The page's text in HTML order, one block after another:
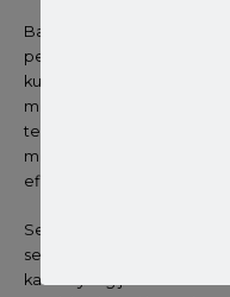
Banyak biro jasa yang
pembuatan PT dan Virtual
kuat antara kedua
menawarkan solusi
terutama startup dan
mendirikan perusahaan
efisien dari segi biaya dan
Sesuai dengan peraturan
setiap pendirian PT
kantor yang jelas dan